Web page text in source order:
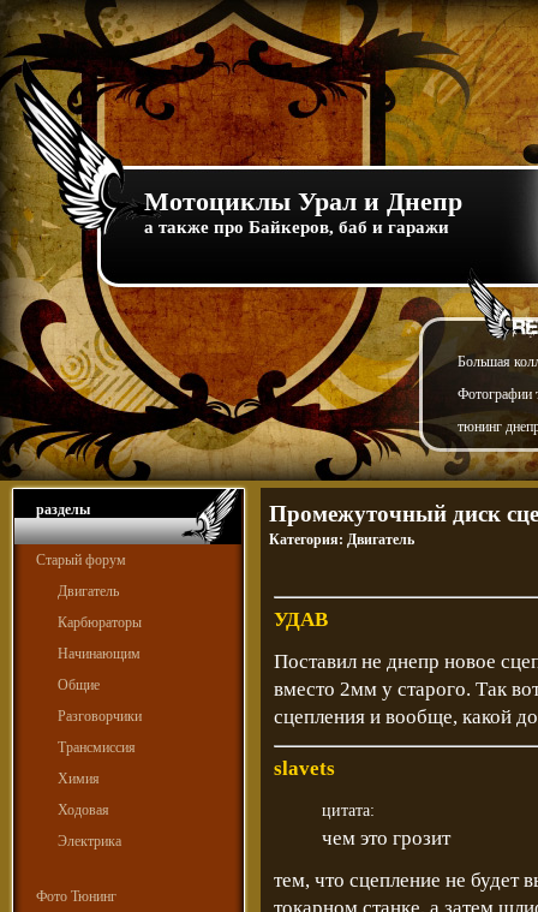
Мотоциклы Урал и Днепр
а также про Байкеров, баб и гаражи
Большая
Фотографии
тюнинг
разделы
Старый форум
Двигатель
Карбюраторы
Начинающим
Общие
Разговорчики
Трансмиссия
Химия
Ходовая
Электрика
Фото Тюнинг
Промежуточный диск
Категория: Двигатель
УДАВ
Поставил не днепр новое
вместо 2мм у старого. Так
сцепления и вообще, какой
slavets
цитата:
чем это грозит
тем, что сцепление не будет